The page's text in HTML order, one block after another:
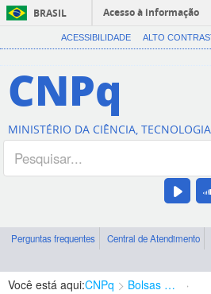
BRASIL
Acesso à informação
ACESSIBILIDADE ALTO
CNPq
MINISTÉRIO DA CIÊNCIA,
Perguntas frequentes Central de Atendimento
Você está aqui:CNPq Bolsas e Auxílios Vigentes